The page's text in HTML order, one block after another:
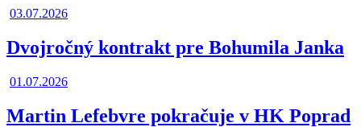
03.07.2026
Dvojročný kontrakt pre Bohumila Janka
01.07.2026
Martin Lefebvre pokračuje v HK Poprad